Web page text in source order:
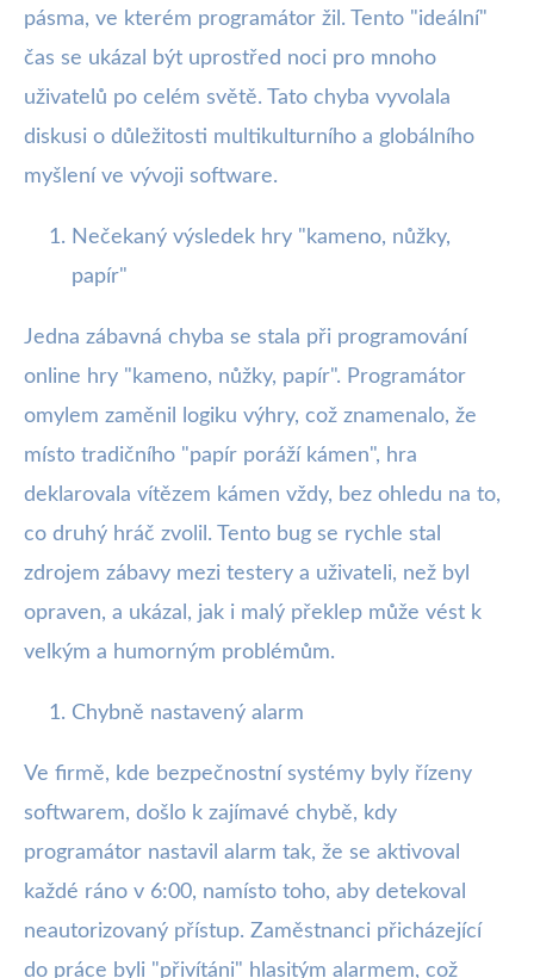
pásma, ve kterém programátor žil. Tento "ideální"
čas se ukázal být uprostřed noci pro mnoho
uživatelů po celém světě. Tato chyba vyvolala
diskusi o důležitosti multikulturního a globálního
myšlení ve vývoji software.
Nečekaný výsledek hry "kameno, nůžky,
papír"
Jedna zábavná chyba se stala při programování
online hry "kameno, nůžky, papír". Programátor
omylem zaměnil logiku výhry, což znamenalo, že
místo tradičního "papír poráží kámen", hra
deklarovala vítězem kámen vždy, bez ohledu na to,
co druhý hráč zvolil. Tento bug se rychle stal
zdrojem zábavy mezi testery a uživateli, než byl
opraven, a ukázal, jak i malý překlep může vést k
velkým a humorným problémům.
Chybně nastavený alarm
Ve firmě, kde bezpečnostní systémy byly řízeny
softwarem, došlo k zajímavé chybě, kdy
programátor nastavil alarm tak, že se aktivoval
každé ráno v 6:00, namísto toho, aby detekoval
neautorizovaný přístup. Zaměstnanci přicházející
do práce byli "přivítáni" hlasitým alarmem, což